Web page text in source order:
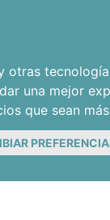
una mejor
que sean